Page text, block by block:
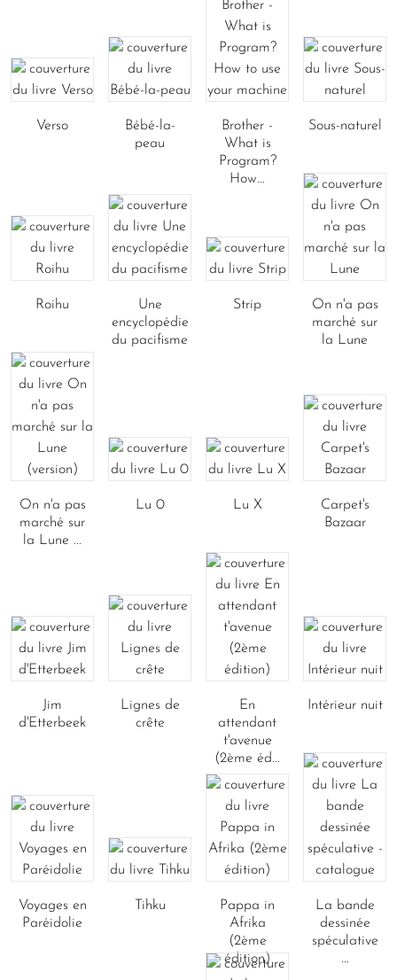
Verso
Bébé-la-
peau
Brother -
What is
Program?
How...
Sous-naturel
Roihu
Une
encyclopédie
du pacifisme
Strip
On n'a pas
marché sur
la Lune
On n'a pas
marché sur
la Lune ...
Lu 0 Lu X
Carpet's
Bazaar
Jim
d'Etterbeek
Lignes de
crête
En
attendant
t'avenue
(2ème éd...
Intérieur nuit
Voyages en
Paréidolie
Tihku
Pappa in
Afrika
(2ème
édition)
La bande
dessinée
spéculative
...